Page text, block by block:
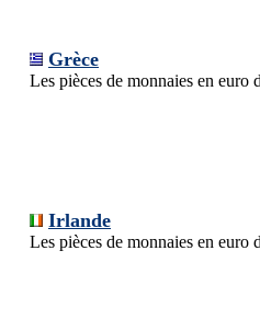
Grèce
Les pièces de monnaies en euro
Irlande
Les pièces de monnaies en euro